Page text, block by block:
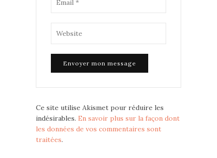
Ce site utilise Akismet pour réduire les
indésirables. En savoir plus sur la façon dont
les données de vos commentaires sont
traitées.